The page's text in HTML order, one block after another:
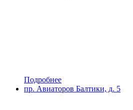
Подробнее
пр. Авиаторов Балтики, д. 5